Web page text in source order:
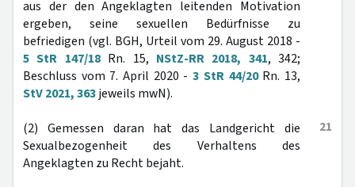
aus der den Angeklagten leitenden Motivation
ergeben, seine sexuellen Bedürfnisse zu
befriedigen (vgl. BGH, Urteil vom 29. August 2018 -
5 StR 147/18Rn. 15, NStZ-RR 2018, 341, 342;
Beschluss vom 7. April 2020 -3 StR 44/20Rn. 13,
StV 2021, 363jeweils mwN).
21
(2) Gemessen daran hat das Landgericht die
Sexualbezogenheit des Verhaltens des
Angeklagten zu Recht bejaht.